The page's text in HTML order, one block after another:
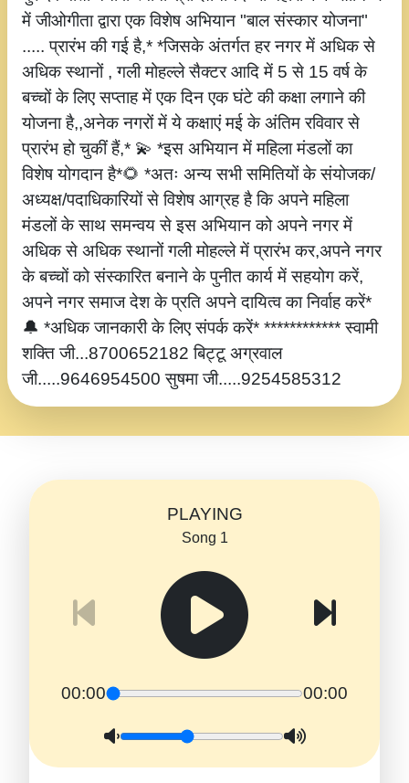
में जीओगीता द्वारा एक विशेष अभियान "बाल संस्कार योजना"
..... प्रारंभ की गई है,* *जिसके अंतर्गत हर नगर में अधिक से
अधिक स्थानों , गली मोहल्ले सैक्टर आदि में 5 से 15 वर्ष के
बच्चों के लिए सप्ताह में एक दिन एक घंटे की कक्षा लगाने की
योजना है,,अनेक नगरों में ये कक्षाएं मई के अंतिम रविवार से
प्रारंभ हो चुकीं हैं,* 💫 *इस अभियान में महिला मंडलों का
विशेष योगदान है*🌻 *अतः अन्य सभी समितियों के संयोजक/
अध्यक्ष/पदाधिकारियों से विशेष आग्रह है कि अपने महिला
मंडलों के साथ समन्वय से इस अभियान को अपने नगर में
अधिक से अधिक स्थानों गली मोहल्ले में प्रारंभ कर,अपने नगर
के बच्चों को संस्कारित बनाने के पुनीत कार्य में सहयोग करें,
अपने नगर समाज देश के प्रति अपने दायित्व का निर्वाह करें*
🔔 *अधिक जानकारी के लिए संपर्क करें* ************ स्वामी
शक्ति जी...8700652182 बिट्टू अग्रवाल
जी.....9646954500 सुषमा जी.....9254585312
PLAYING
Song 1
00:00 00:00